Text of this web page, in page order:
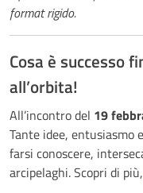
format rigido.
Cosa è successo
all’orbita!
All’incontro del 19
Tante idee, entusiasmo
farsi conoscere,
arcipelaghi. Scopri di più,